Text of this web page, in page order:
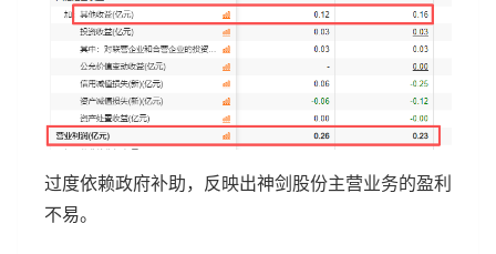
过度依赖政府补助，反映出神剑股份主营业务的盈利
不易。